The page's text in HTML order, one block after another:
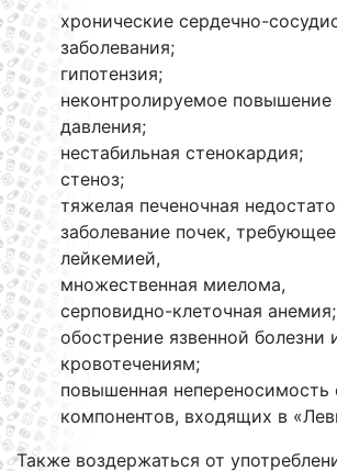
хронические сердечно-
заболевания;
гипотензия;
неконтролируемое повышение
давления;
нестабильная стенокардия;
стеноз;
тяжелая печеночная
заболевание почек,
лейкемией,
множественная миелома,
серповидно-клеточная анемия;
обострение язвенной болезни
кровотечениям;
повышенная непереносимость
компонентов, входящих в
Также воздержаться от